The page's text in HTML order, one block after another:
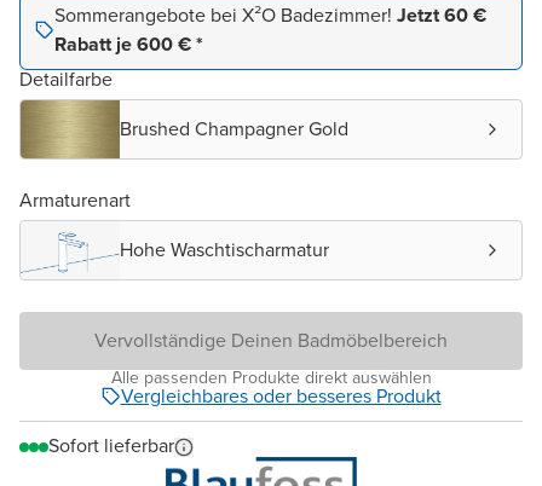
Sommerangebote bei X²O Badezimmer! Jetzt 60 €
Rabatt je 600 € *
Detailfarbe
Brushed Champagner Gold
Armaturenart
Hohe Waschtischarmatur
Vervollständige Deinen Badmöbelbereich
Alle passenden Produkte direkt auswählen
Vergleichbares oder besseres Produkt
Sofort lieferbar